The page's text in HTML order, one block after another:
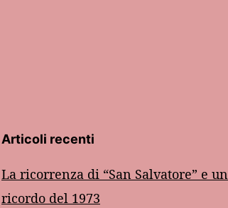
Articoli recenti
La ricorrenza di “San Salvatore” e un
ricordo del 1973